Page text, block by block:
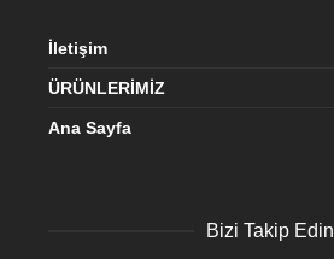
İletişim
ÜRÜNLERİMİZ
Ana Sayfa
Bizi Takip Edin